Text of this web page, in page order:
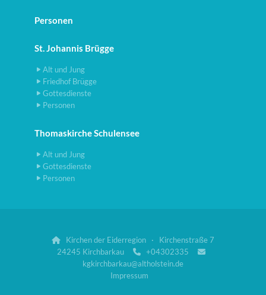
Personen
St. Johannis Brügge
Alt und Jung
Friedhof Brügge
Gottesdienste
Personen
Thomaskirche Schulensee
Alt und Jung
Gottesdienste
Personen

Kirchen der Eiderregion · Kirchenstraße 7
24245 Kirchbarkau
 +04302335 
kgkirchbarkau@altholstein.de
Impressum